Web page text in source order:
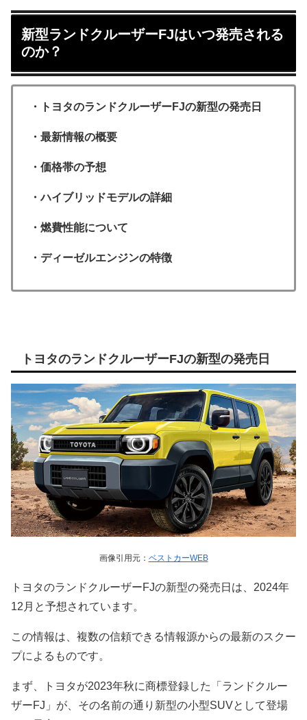
新型ランドクルーザーFJはいつ発売される
のか？
・トヨタのランドクルーザーFJの新型の発売日
・最新情報の概要
・価格帯の予想
・ハイブリッドモデルの詳細
・燃費性能について
・ディーゼルエンジンの特徴
トヨタのランドクルーザーFJの新型の発売日
画像引用元： ベストカーWEB
トヨタのランドクルーザーFJの新型の発売日は、2024年
12月と予想されています。
この情報は、複数の信頼できる情報源からの最新のスクー
プによるものです。
まず、トヨタが2023年秋に商標登録した「ランドクルー
ザーFJ」が、その名前の通り新型の小型SUVとして登場